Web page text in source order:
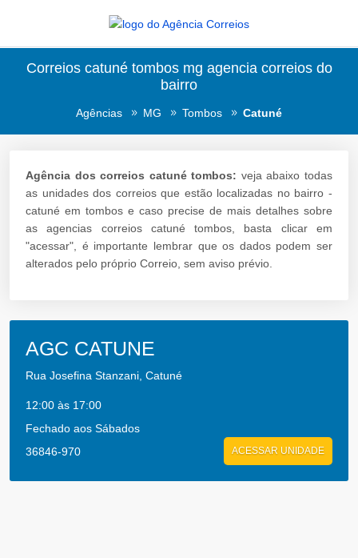
Correios catuné tombos mg agencia correios do
bairro
Agências MG Tombos Catuné
Agência dos correios catuné tombos: veja abaixo todas
as unidades dos correios que estão localizadas no bairro -
catuné em tombos e caso precise de mais detalhes sobre
as agencias correios catuné tombos, basta clicar em
"acessar", é importante lembrar que os dados podem ser
alterados pelo próprio Correio, sem aviso prévio.
AGC CATUNE
Rua Josefina Stanzani, Catuné
12:00 às 17:00
Fechado aos Sábados
36846-970
ACESSAR UNIDADE